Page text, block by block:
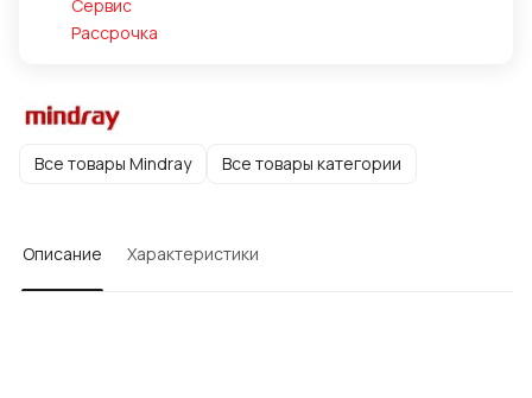
Сервис
Рассрочка
Все товары Mindray Все товары категории
Описание Характеристики